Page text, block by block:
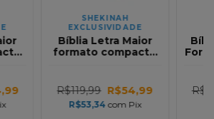
e
SHEKINAH
EXCLUSIVIDADE
Bíblia Letra Maior
formato compacto
Bicolor Vinho e
Preto com Índice
R$119,99 R$54,99
R$53,34com Pix